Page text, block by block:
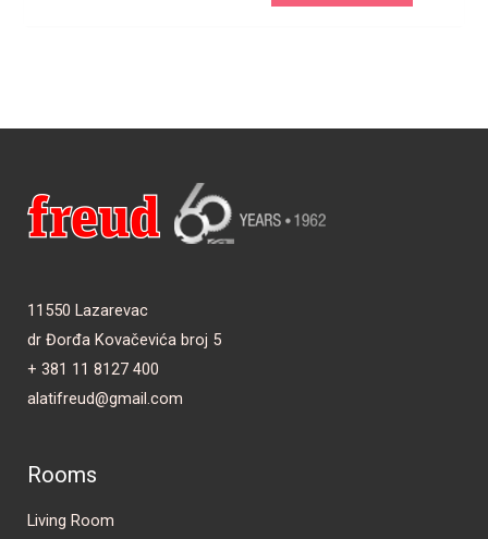
11550 Lazarevac
dr Đorđa Kovačevića broj 5
+ 381 11 8127 400
alatifreud@gmail.com
Rooms
Living Room